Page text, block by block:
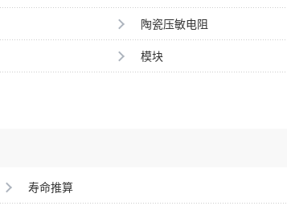
陶瓷压敏电阻
模块
寿命推算